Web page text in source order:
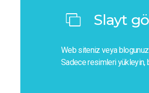
Slayt
Web siteniz veya
Sadece resimleri yükleyin,